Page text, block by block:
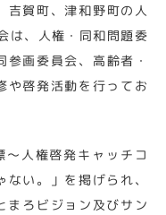
吉賀町、津和野町の人
は、人権・同和問題委
画委員会、高齢者・
や啓発活動を行ってお
人権啓発キャッチコ
い。」を掲げられ、
まろビジョン及びサン